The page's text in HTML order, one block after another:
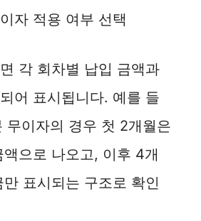
자 적용 여부 선택
각 회차별 납입 금액과
어 표시됩니다. 예를 들
무이자의 경우 첫 2개월은
으로 나오고, 이후 4개
표시되는 구조로 확인